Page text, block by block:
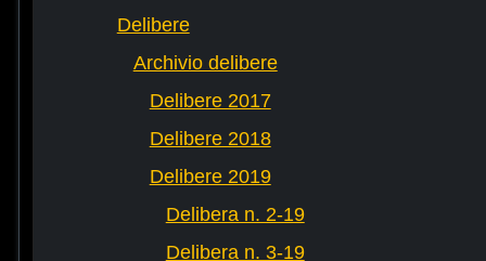
Delibere
Archivio delibere
Delibere 2017
Delibere 2018
Delibere 2019
Delibera n. 2-19
Delibera n. 3-19